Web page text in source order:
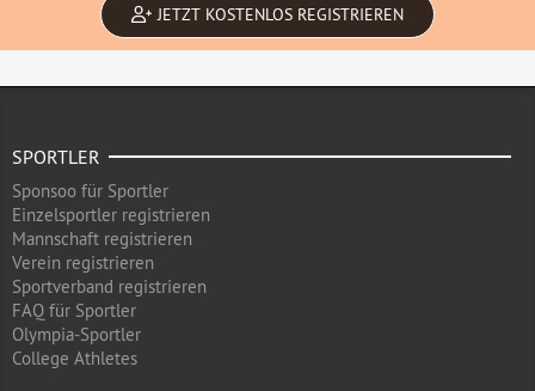
JETZT KOSTENLOS REGISTRIEREN
SPORTLER
Sponsoo für Sportler
Einzelsportler registrieren
Mannschaft registrieren
Verein registrieren
Sportverband registrieren
FAQ für Sportler
Olympia-Sportler
College Athletes